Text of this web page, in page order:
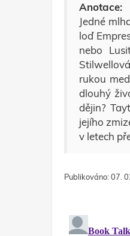
Anotace:
Jedné
loď
nebo
rukou
dlouhý
dějin?
jejího
v letech
Publikováno: 07.